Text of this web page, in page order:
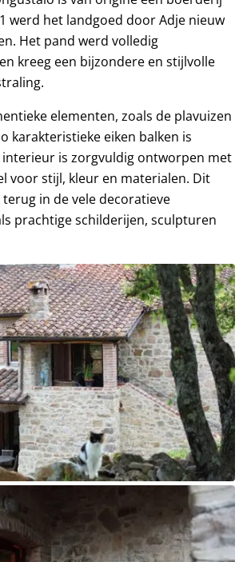
werd het landgoed door Adje nieuw
Het pand werd volledig
kreeg een bijzondere en stijlvolle
elementen, zoals de plavuizen
karakteristieke eiken balken is
is zorgvuldig ontworpen met
voor stijl, kleur en materialen. Dit
in de vele decoratieve
prachtige schilderijen, sculpturen